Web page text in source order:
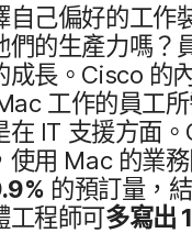
自己​偏好​的​工作​
們​的​生產力​嗎？​
成長。 Cisco 的​
工作​的​員工​
在 IT 支援​方面。
使用 Mac 的​業
.9% 的​預訂​量，​
工程師​可多​寫出